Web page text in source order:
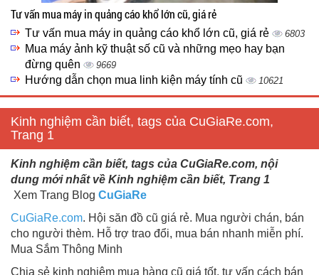
Tư vấn mua máy in quảng cáo khổ lớn cũ, giá rẻ
Tư vấn mua máy in quảng cáo khổ lớn cũ, giá rẻ 6803
Mua máy ảnh kỹ thuật số cũ và những mẹo hay bạn
đừng quên
9669
Hướng dẫn chọn mua linh kiện máy tính cũ 10621
Kinh nghiệm cần biết, tags của CuGiaRe.com,
Trang 1
Kinh nghiệm cần biết, tags của CuGiaRe.com, nội
dung mới nhất về Kinh nghiệm cần biết, Trang 1
Xem Trang Blog CuGiaRe
CuGiaRe.com. Hội săn đồ cũ giá rẻ. Mua người chán, bán
cho người thèm. Hỗ trợ trao đổi, mua bán nhanh miễn phí.
Mua Sắm Thông Minh
Chia sẻ kinh nghiệm mua hàng cũ giá tốt, tư vấn cách bán